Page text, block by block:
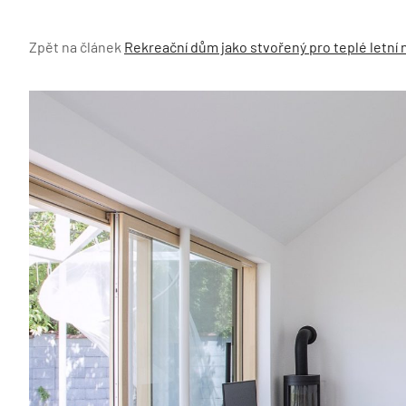
Zpět na článek Rekreační dům jako stvořený pro teplé letní